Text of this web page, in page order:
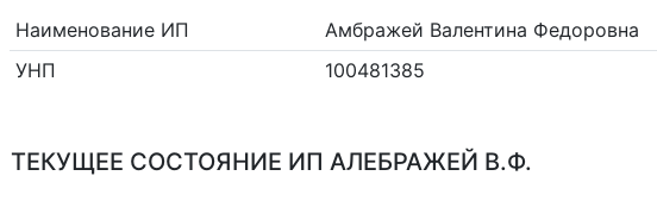
Наименование ИП
Амбражей Валентина Федоровна
УНП
100481385
ТЕКУЩЕЕ СОСТОЯНИЕ ИП АЛЕБРАЖЕЙ В.Ф.